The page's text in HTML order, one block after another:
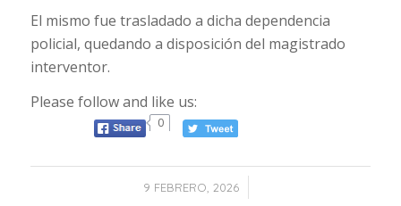
El mismo fue trasladado a dicha dependencia
policial, quedando a disposición del magistrado
interventor.
Please follow and like us:
0
9 FEBRERO, 2026
/